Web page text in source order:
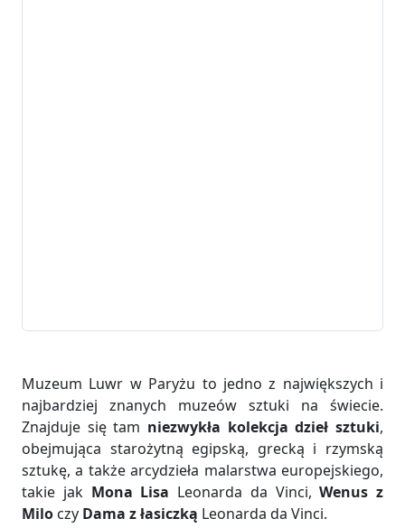
Muzeum Luwr w Paryżu to jedno z największych i
najbardziej znanych muzeów sztuki na świecie.
Znajduje się tam niezwykła kolekcja dzieł sztuki,
obejmująca starożytną egipską, grecką i rzymską
sztukę, a także arcydzieła malarstwa europejskiego,
takie jak Mona Lisa Leonarda da Vinci,Wenus z
Milo czy Dama z łasiczką Leonarda da Vinci.